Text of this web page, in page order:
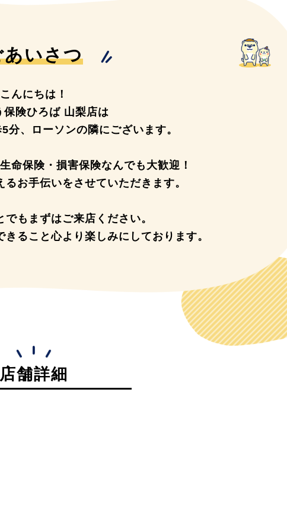
あいさつ
こんにちは！
保険ひろば 山梨店は
分、
ローソンの隣にございます。
命保険・ 損害保険なんでも大歓迎！
るお手伝いを させていただきます。
でもまずはご来店ください。
きること心より楽しみにしております。
店舗詳細